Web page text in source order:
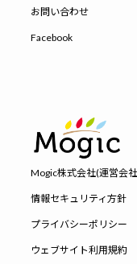
お問い合わせ
Facebook
Mogic株式会社(運営会
情報セキュリティ方針
プライバシーポリシー
ウェブサイト利用規約